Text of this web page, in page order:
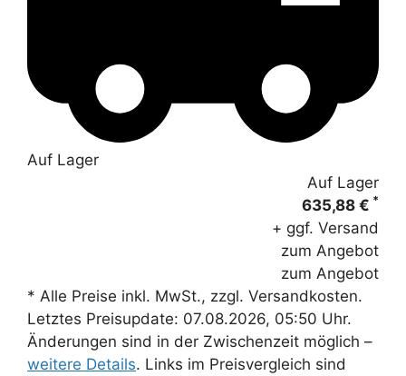
Auf Lager
Auf Lager
635,88 € *
+ ggf. Versand
zum Angebot
zum Angebot
* Alle Preise inkl. MwSt., zzgl. Versandkosten.
Letztes Preisupdate: 07.08.2026, 05:50 Uhr.
Änderungen sind in der Zwischenzeit möglich –
weitere Details. Links im Preisvergleich sind